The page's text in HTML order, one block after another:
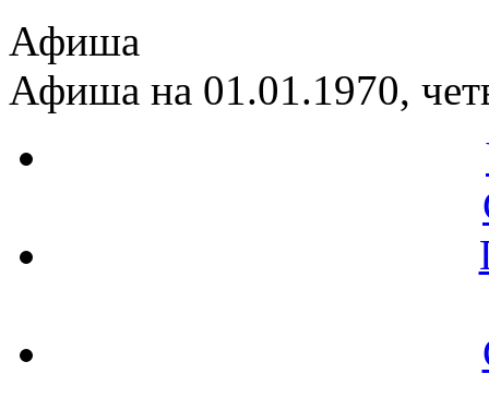
Афиша
Афиша на 01.01.1970,